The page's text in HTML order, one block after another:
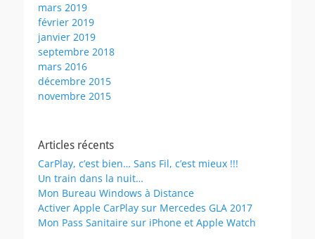
mars 2019
février 2019
janvier 2019
septembre 2018
mars 2016
décembre 2015
novembre 2015
Articles récents
CarPlay, c’est bien… Sans Fil, c’est mieux !!!
Un train dans la nuit…
Mon Bureau Windows à Distance
Activer Apple CarPlay sur Mercedes GLA 2017
Mon Pass Sanitaire sur iPhone et Apple Watch